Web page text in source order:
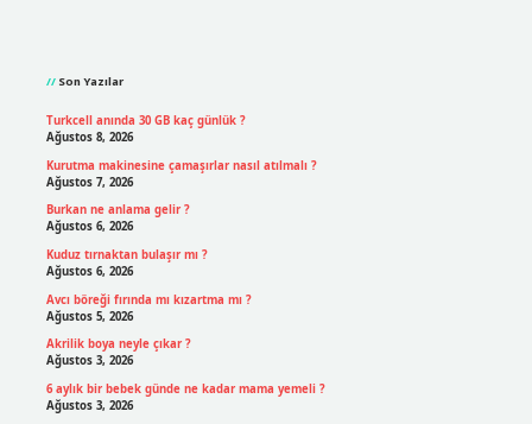
Son Yazılar
Turkcell anında 30 GB kaç günlük ?
Ağustos 8, 2026
Kurutma makinesine çamaşırlar nasıl atılmalı ?
Ağustos 7, 2026
Burkan ne anlama gelir ?
Ağustos 6, 2026
Kuduz tırnaktan bulaşır mı ?
Ağustos 6, 2026
Avcı böreği fırında mı kızartma mı ?
Ağustos 5, 2026
Akrilik boya neyle çıkar ?
Ağustos 3, 2026
6 aylık bir bebek günde ne kadar mama yemeli ?
Ağustos 3, 2026